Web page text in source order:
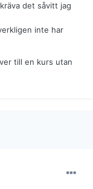
det såvitt jag
inte har
till en kurs utan